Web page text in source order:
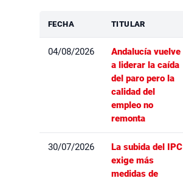
FECHA TITULAR
04/08/2026
Andalucía vuelve
a liderar la caída
del paro pero la
calidad del
empleo no
remonta
30/07/2026
La subida del IPC
exige más
medidas de